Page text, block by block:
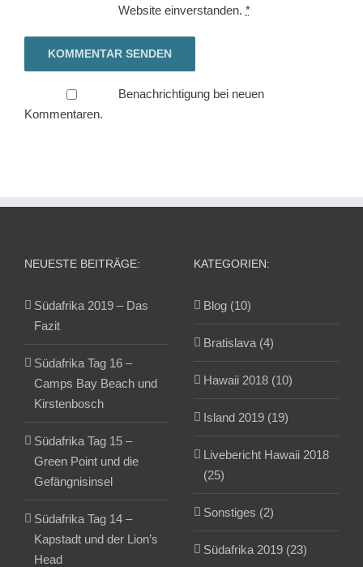
Website einverstanden. *
Benachrichtigung bei neuen
Kommentaren.
NEUESTE BEITRÄGE:
Südafrika 2019 – Das
Fazit
Südafrika Tag 16 –
Camps Bay Beach und
Kirstenbosch
Südafrika Tag 15 –
Green Point und die
Gefängnisinsel
Südafrika Tag 14 –
Kapstadt und der Lion’s
Head
KATEGORIEN:
Blog (10)
Bratislava (4)
Hawaii 2018 (10)
Island 2019 (19)
Livebericht Hawaii 2018
(25)
Sonstiges (2)
Südafrika 2019 (23)